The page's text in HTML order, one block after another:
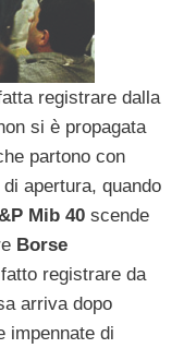
registrare dalla
si è propagata
partono con
apertura, quando
Mib 40 scende
Borse
registrare da
arriva dopo
impennate di